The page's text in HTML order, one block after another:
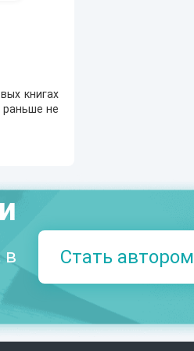
книгах
раньше не
в
Стать автором